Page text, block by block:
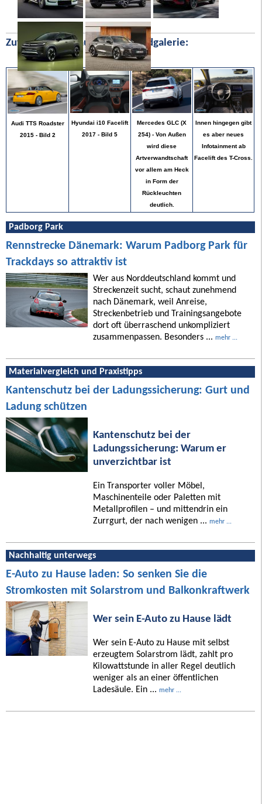
Zufällige Bilder aus unserer Bildgalerie:
Audi TTS Roadster
2015 - Bild 2
Hyundai i10 Facelift
2017 - Bild 5
Mercedes GLC (X
254) - Von Außen
wird diese
Artverwandtschaft
vor allem am Heck
in Form der
Rückleuchten
deutlich.
Innen hingegen gibt
es aber neues
Infotainment ab
Facelift des T-Cross.
Padborg Park
Rennstrecke Dänemark: Warum Padborg Park für
Trackdays so attraktiv ist
Wer aus Norddeutschland kommt und
Streckenzeit sucht, schaut zunehmend
nach Dänemark, weil Anreise,
Streckenbetrieb und Trainingsangebote
dort oft überraschend unkompliziert
zusammenpassen. Besonders ... mehr ...
Materialvergleich und Praxistipps
Kantenschutz bei der Ladungssicherung: Gurt und
Ladung schützen
Kantenschutz bei der
Ladungssicherung: Warum er
unverzichtbar ist
Ein Transporter voller Möbel,
Maschinenteile oder Paletten mit
Metallprofilen – und mittendrin ein
Zurrgurt, der nach wenigen ... mehr ...
Nachhaltig unterwegs
E-Auto zu Hause laden: So senken Sie die
Stromkosten mit Solarstrom und Balkonkraftwerk
Wer sein E-Auto zu Hause lädt
Wer sein E-Auto zu Hause mit selbst
erzeugtem Solarstrom lädt, zahlt pro
Kilowattstunde in aller Regel deutlich
weniger als an einer öffentlichen
Ladesäule. Ein ... mehr ...